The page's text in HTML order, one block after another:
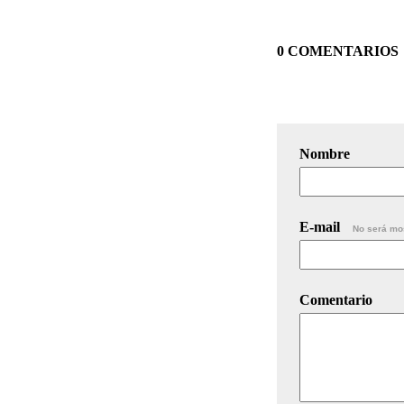
0 COMENTARIOS
Nombre
E-mail No será
Comentario